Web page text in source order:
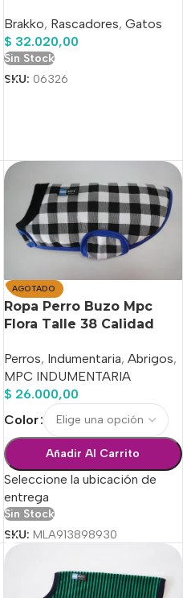
Brakko, Rascadores, Gatos
$ 32.020,00
Sin Stock
SKU: 06326
AGOTADO
Ropa Perro Buzo Mpc
Flora Talle 38 Calidad
Perros, Indumentaria, Abrigos,
MPC INDUMENTARIA
$ 26.000,00
Color
Añadir Al Carrito
Seleccione la ubicación de
entrega
Sin Stock
SKU: MLA913898930